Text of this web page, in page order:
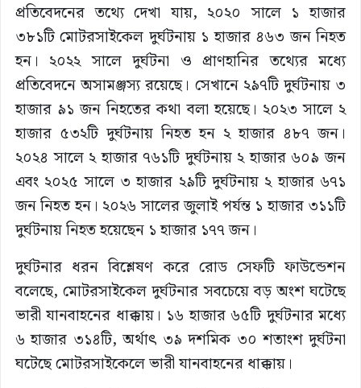
প্রতিবেদনের তথ্যে দেখা যায়, ২০২০ সালে ১ হাজার
৩৮১টি মোটরসাইকেল দুর্ঘটনায় ১ হাজার ৪৬৩ জন নিহত
হন। ২০২২ সালে দুর্ঘটনা ও প্রাণহানির তথ্যের মধ্যে
প্রতিবেদনে অসামঞ্জস্য রয়েছে। সেখানে ২৯৭টি দুর্ঘটনায় ৩
হাজার ৯১ জন নিহতের কথা বলা হয়েছে। ২০২৩ সালে ২
হাজার ৫৩২টি দুর্ঘটনায় নিহত হন ২ হাজার ৪৮৭ জন।
২০২৪ সালে ২ হাজার ৭৬১টি দুর্ঘটনায় ২ হাজার ৬০৯ জন
এবং ২০২৫ সালে ৩ হাজার ২৯টি দুর্ঘটনায় ২ হাজার ৬৭১
জন নিহত হন। ২০২৬ সালের জুলাই পর্যন্ত ১ হাজার ৩১১টি
দুর্ঘটনায় নিহত হয়েছেন ১ হাজার ১৭৭ জন।
দুর্ঘটনার ধরন বিশ্লেষণ করে রোড সেফটি ফাউন্ডেশন
বলেছে, মোটরসাইকেল দুর্ঘটনার সবচেয়ে বড় অংশ ঘটেছে
ভারী যানবাহনের ধাক্কায়। ১৬ হাজার ৬৫টি দুর্ঘটনার মধ্যে
৬ হাজার ৩১৪টি, অর্থাৎ ৩৯ দশমিক ৩০ শতাংশ দুর্ঘটনা
ঘটেছে মোটরসাইকেলে ভারী যানবাহনের ধাক্কায়।